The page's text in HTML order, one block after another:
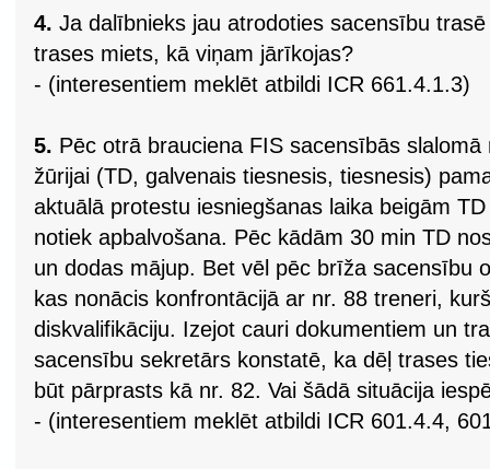
4. Ja dalībnieks jau atrodoties sacensību
trases miets, kā viņam jārīkojas?
- (interesentiem meklēt atbildi ICR 661.4.1.3)
5. Pēc otrā brauciena FIS sacensībās
žūrijai (TD, galvenais tiesnesis, tiesnesis)
aktuālā protestu iesniegšanas laika beigām
notiek apbalvošana. Pēc kādām 30 min TD
un dodas mājup. Bet vēl pēc brīža sacensību
kas nonācis konfrontācijā ar nr. 88 treneri,
diskvalifikāciju. Izejot cauri dokumentiem un
sacensību sekretārs konstatē, ka dēļ trases
būt pārprasts kā nr. 82. Vai šādā situācija
- (interesentiem meklēt atbildi ICR 601.4.4,